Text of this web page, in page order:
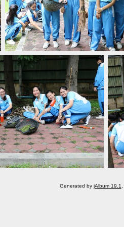
Generated by jAlbum 19.1